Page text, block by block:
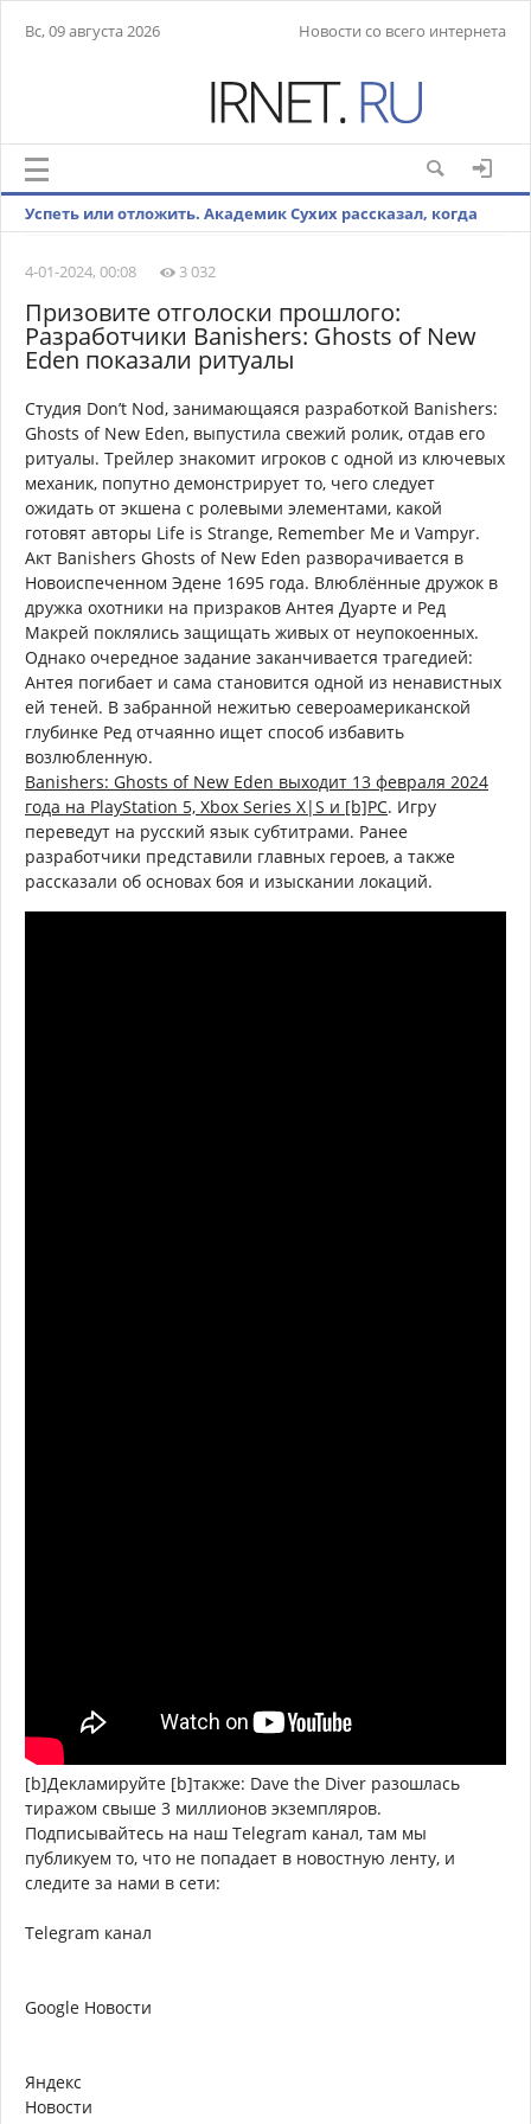
Вс, 09 августа 2026 Новости со всего интернета
Успеть или отложить. Академик Сухих рассказал, когда
4-01-2024, 00:08
3 032
Призовите отголоски прошлого:
Разработчики Banishers: Ghosts of New
Eden показали ритуалы
Студия Don’t Nod, занимающаяся разработкой Banishers:
Ghosts of New Eden, выпустила свежий ролик, отдав его
ритуалы. Трейлер знакомит игроков с одной из ключевых
механик, попутно демонстрирует то, чего следует
ожидать от экшена с ролевыми элементами, какой
готовят авторы Life is Strange, Remember Me и Vampyr.
Акт Banishers Ghosts of New Eden разворачивается в
Новоиспеченном Эдене 1695 года. Влюблённые дружок в
дружка охотники на призраков Антея Дуарте и Ред
Макрей поклялись защищать живых от неупокоенных.
Однако очередное задание заканчивается трагедией:
Антея погибает и сама становится одной из ненавистных
ей теней. В забранной нежитью североамериканской
глубинке Ред отчаянно ищет способ избавить
возлюбленную.
Banishers: Ghosts of New Eden выходит 13 февраля 2024
года на PlayStation 5, Xbox Series X|S и [b]PC. Игру
переведут на русский язык субтитрами. Ранее
разработчики представили главных героев, а также
рассказали об основах боя и изыскании локаций.
[b]Декламируйте [b]также: Dave the Diver разошлась
тиражом свыше 3 миллионов экземпляров.
Подписывайтесь на наш Telegram канал, там мы
публикуем то, что не попадает в новостную ленту, и
следите за нами в сети:
Telegram канал
Google Новости
Яндекс
Новости